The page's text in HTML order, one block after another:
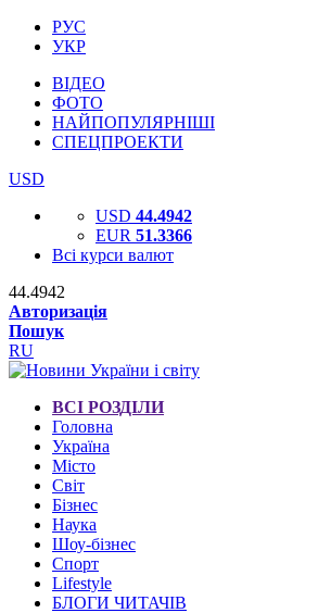
РУС
УКР
ВІДЕО
ФОТО
НАЙПОПУЛЯРНІШІ
СПЕЦПРОЕКТИ
USD
USD 44.4942
EUR 51.3366
Всі курси валют
44.4942
Авторизація
Пошук
RU
ВСІ РОЗДІЛИ
Головна
Україна
Місто
Світ
Бізнес
Наука
Шоу-бізнес
Спорт
Lifestyle
БЛОГИ ЧИТАЧІВ